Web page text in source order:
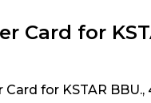
Card for
for KSTAR BBU.,